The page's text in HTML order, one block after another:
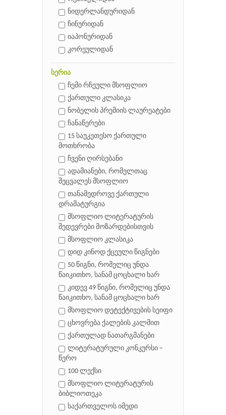
ნიდერლანდურიდან
ჩინურიდან
იაპონურიდან
კორეულიდან
სერია
ჩემი რჩეული მსოფლიო
ქართული კლასიკა
ნობელის პრემიის ლაურეატები
ჩანაწერები
15 საუკეთესო ქართული
მოთხრობა
ჩვენი ღირსებანი
ადამიანები, რომელთაც
შეცვალეს მსოფლიო
თანამედროვე ქართული
დრამატურგია
მსოფლიო ლიტერატურის
შედევრები მოზარდებისთვის
მსოფლიო კლასიკა
დიდ კინოდ ქცეული წიგნები
50 წიგნი, რომელიც უნდა
წაიკითხო, სანამ ცოცხალი ხარ
კიდევ 49 წიგნი, რომელიც უნდა
წაიკითხო, სანამ ცოცხალი ხარ
მსოფლიო დეტექტივების სეიფი
ცხოვრება ქალების კალმით
ქართულად ნათარგმანები
ლიტერატურული კონკურსი –
წერო
100 ლექსი
მსოფლიო ლიტერატურის
ბიბლიოთეკა
საქართველოს იმედი